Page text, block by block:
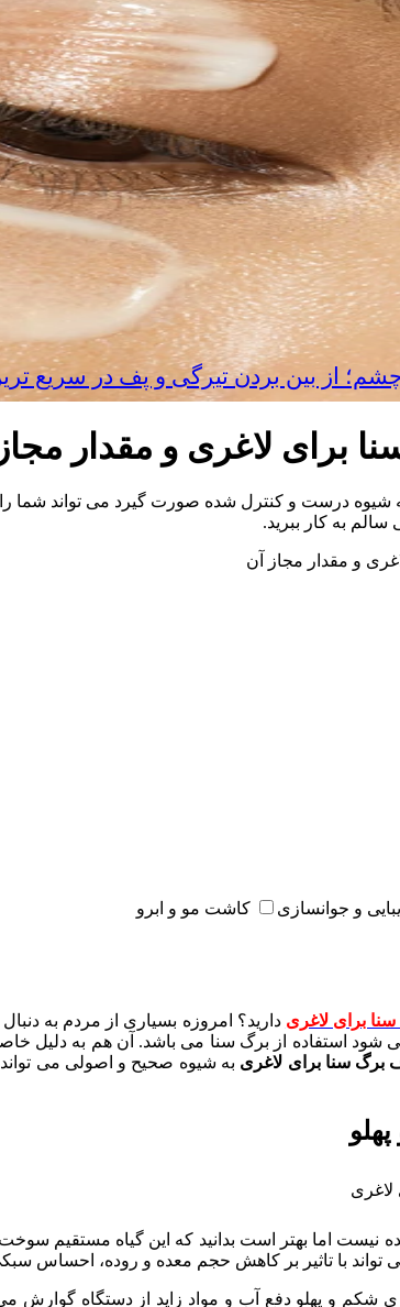
از بین بردن تیرگی و پف در سریع‌
برای لاغری و مقدار
شیوه درست و کنترل شده صورت گیرد می تواند شما
به کار ببرید.
و مقدار مجاز آن
و جوانسازی کاشت مو و ابرو
برای لاغری دارید؟ امروزه بسیاری از مردم به
استفاده از برگ سنا می باشد. آن هم به دلیل
سنا برای لاغری به شیوه صحیح و اصولی می
نیست اما بهتر است بدانید که این گیاه مستقیم سوخت
با تاثیر بر کاهش حجم معده و روده، احساس
شکم و پهلو دفع آب و مواد زاید از دستگاه